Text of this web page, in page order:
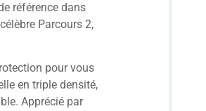
référence dans
Parcours 2,
pour vous
en triple densité,
Apprécié par